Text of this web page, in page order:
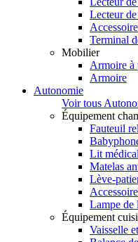
Lecteur
Terminal
Mobilier
Armoire à
Armoire
Autonomie
Voir tous
Équipement
Fauteuil
Lit
Matelas
Lève-
Lampe de
Équipement
Vaisselle